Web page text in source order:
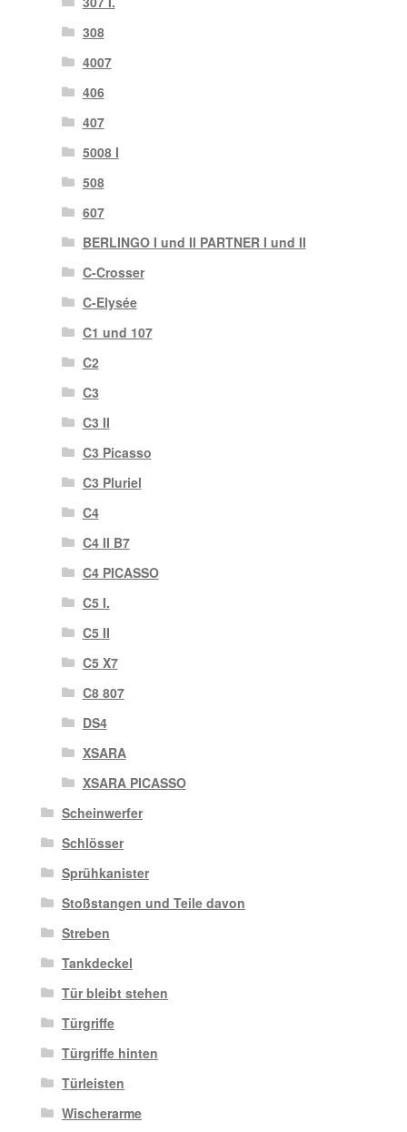
308
4007
406
407
5008 I
508
607
BERLINGO I und II PARTNER I und II
C-Crosser
C-Elysée
C1 und 107
C2
C3
C3 II
C3 Picasso
C3 Pluriel
C4
C4 II B7
C4 PICASSO
C5 I.
C5 II
C5 X7
C8 807
DS4
XSARA
XSARA PICASSO
Scheinwerfer
Schlösser
Sprühkanister
Stoßstangen und Teile davon
Streben
Tankdeckel
Tür bleibt stehen
Türgriffe
Türgriffe hinten
Türleisten
Wischerarme